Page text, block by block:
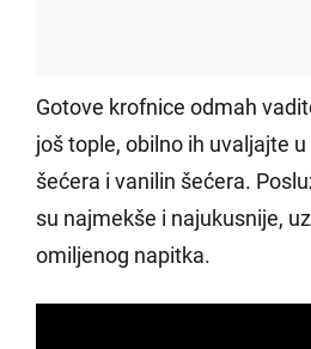
Gotove krofnice odmah
još tople, obilno ih uvaljajte
šećera i vanilin šećera.
su najmekše i najukusnije,
omiljenog napitka.